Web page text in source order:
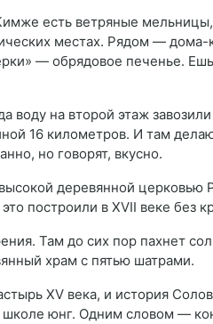
есть ветряные
местах. Рядом —
— обрядовое печенье.
воду на второй этаж
16 километров. И там
но говорят, вкусно.
деревянной
построили в XVII веке без
Там до сих пор пахнет
храм с пятью шатрами.
XV века, и история
юнг. Одним словом —